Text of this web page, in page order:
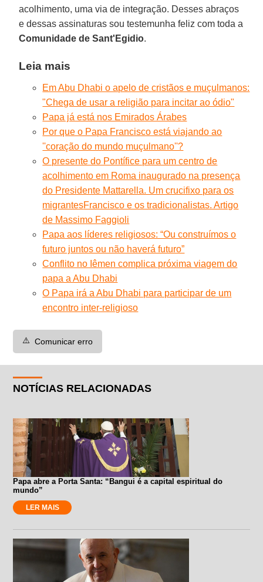
acolhimento, uma via de integração. Desses abraços
e dessas assinaturas sou testemunha feliz com toda a
Comunidade de Sant'Egidio.
Leia mais
Em Abu Dhabi o apelo de cristãos e muçulmanos:
"Chega de usar a religião para incitar ao ódio"
Papa já está nos Emirados Árabes
Por que o Papa Francisco está viajando ao
''coração do mundo muçulmano''?
O presente do Pontífice para um centro de
acolhimento em Roma inaugurado na presença
do Presidente Mattarella. Um crucifixo para os
migrantesFrancisco e os tradicionalistas. Artigo
de Massimo Faggioli
Papa aos líderes religiosos: “Ou construímos o
futuro juntos ou não haverá futuro”
Conflito no Iêmen complica próxima viagem do
papa a Abu Dhabi
O Papa irá a Abu Dhabi para participar de um
encontro inter-religioso
⚠️ Comunicar erro
NOTÍCIAS RELACIONADAS
Papa abre a Porta Santa: “Bangui é a capital espiritual do
mundo”
LER MAIS